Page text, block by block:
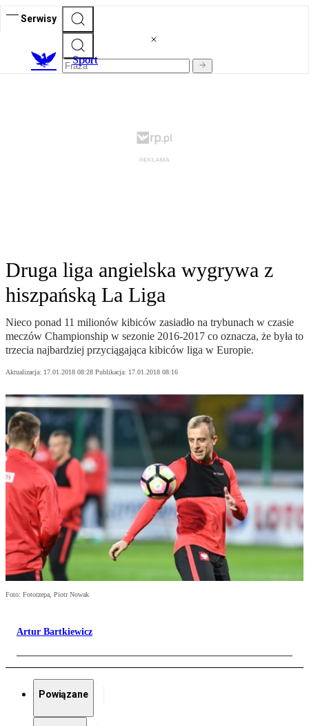
Serwisy
Sport
Druga liga angielska wygrywa z
hiszpańską La Liga
Nieco ponad 11 milionów kibiców zasiadło na trybunach w czasie
meczów Championship w sezonie 2016-2017 co oznacza, że była to
trzecia najbardziej przyciągająca kibiców liga w Europie.
Aktualizacja: 17.01.2018 08:28 Publikacja: 17.01.2018 08:16
Foto: Fotorzepa, Piotr Nowak
Artur Bartkiewicz
Powiązane